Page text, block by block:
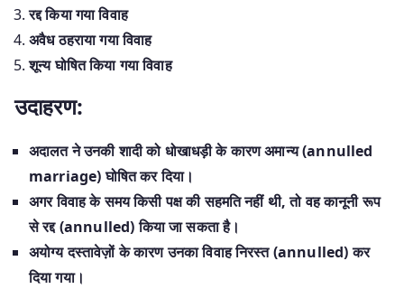
रद्द किया गया विवाह
अवैध ठहराया गया विवाह
शून्य घोषित किया गया विवाह
उदाहरण:
अदालत ने उनकी शादी को धोखाधड़ी के कारण अमान्य (annulled
marriage) घोषित कर दिया।
अगर विवाह के समय किसी पक्ष की सहमति नहीं थी, तो वह कानूनी रूप
से रद्द (annulled) किया जा सकता है।
अयोग्य दस्तावेज़ों के कारण उनका विवाह निरस्त (annulled) कर
दिया गया।